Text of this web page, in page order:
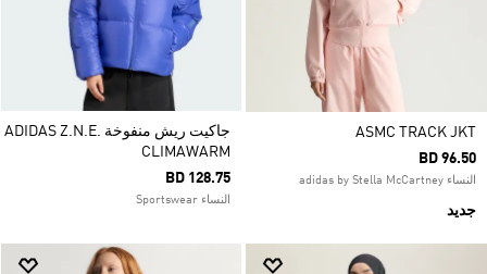
ASMC TRACK JKT
BD 96.50
النساء adidas by Stella McCartney
جديد
جاكيت ريش منفوخة ADIDAS Z.N.E.
CLIMAWARM
BD 128.75
النساء Sportswear